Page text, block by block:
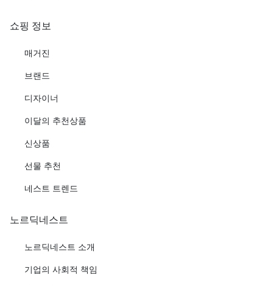
쇼핑 정보
매거진
브랜드
디자이너
이달의 추천상품
신상품
선물 추천
네스트 트렌드
노르딕네스트
노르딕네스트 소개
기업의 사회적 책임